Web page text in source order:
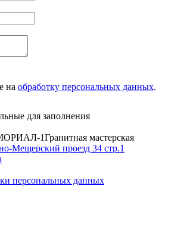
на обработку персональных данных.
для заполнения
1Гранитная мастерская
Мещерский проезд 34 стр.1
персональных данных